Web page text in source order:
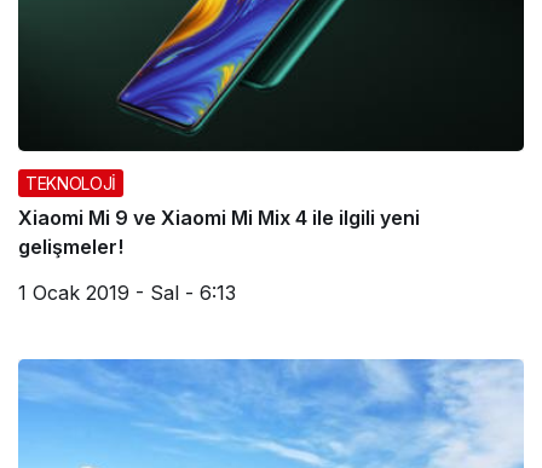
TEKNOLOJİ
Xiaomi Mi 9 ve Xiaomi Mi Mix 4 ile ilgili yeni
gelişmeler!
1 Ocak 2019 - Sal - 6:13